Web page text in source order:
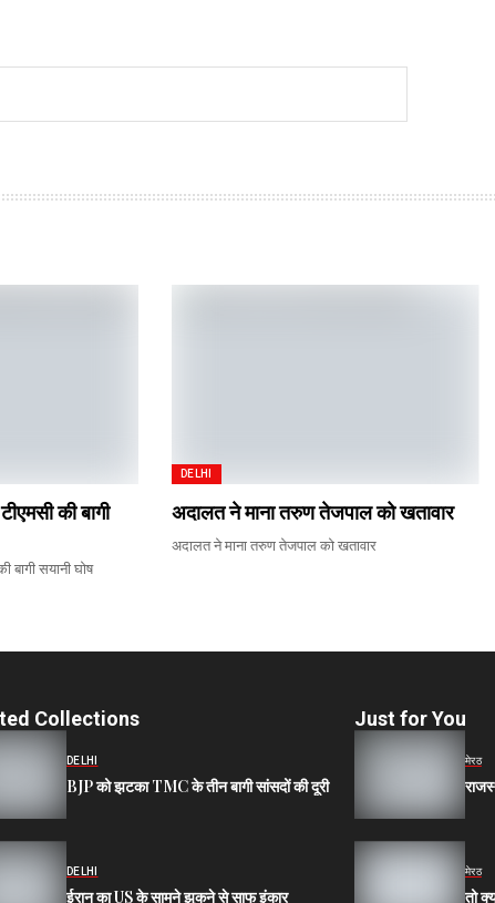
की बागी
बागी सयानी घोष
DELHI
अदालत ने माना तरुण तेजपाल को खतावार
अदालत ने माना तरुण तेजपाल को खतावार
Collections
DELHI
BJP को झटका TMC के तीन बागी सांसदों की दूरी
DELHI
ईरान का US के सामने झुकने से साफ इंकार
Just for You
मेरठ
मेरठ
तो